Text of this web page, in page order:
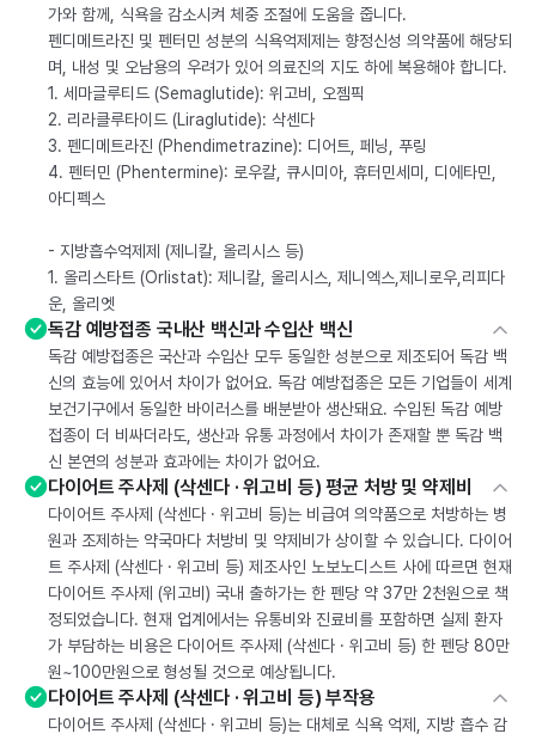
가와 함께, 식욕을 감소시켜 체중 조절에 도움을 줍니다.
펜디메트라진 및 펜터민 성분의 식욕억제제는 향정신성 의약품에 해당되
며, 내성 및 오남용의 우려가 있어 의료진의 지도 하에 복용해야 합니다.
1. 세마글루티드 (Semaglutide): 위고비, 오젬픽
2. 리라클루타이드 (Liraglutide): 삭센다
3. 펜디메트라진 (Phendimetrazine): 디어트, 페닝, 푸링
4. 펜터민 (Phentermine): 로우칼, 큐시미아, 휴터민세미, 디에타민,
아디펙스
- 지방흡수억제제 (제니칼, 올리시스 등)
1. 올리스타트 (Orlistat): 제니칼, 올리시스, 제니엑스,제니로우,리피다
운, 올리엣
독감 예방접종 국내산 백신과 수입산 백신
독감 예방접종은 국산과 수입산 모두 동일한 성분으로 제조되어 독감 백
신의 효능에 있어서 차이가 없어요. 독감 예방접종은 모든 기업들이 세계
보건기구에서 동일한 바이러스를 배분받아 생산돼요. 수입된 독감 예방
접종이 더 비싸더라도, 생산과 유통 과정에서 차이가 존재할 뿐 독감 백
신 본연의 성분과 효과에는 차이가 없어요.
다이어트 주사제 (삭센다 · 위고비 등) 평균 처방 및 약제비
다이어트 주사제 (삭센다 · 위고비 등)는 비급여 의약품으로 처방하는 병
원과 조제하는 약국마다 처방비 및 약제비가 상이할 수 있습니다. 다이어
트 주사제 (삭센다 · 위고비 등) 제조사인 노보노디스트 사에 따르면 현재
다이어트 주사제 (위고비) 국내 출하가는 한 펜당 약 37만 2천원으로 책
정되었습니다. 현재 업계에서는 유통비와 진료비를 포함하면 실제 환자
가 부담하는 비용은 다이어트 주사제 (삭센다 · 위고비 등) 한 펜당 80만
원~100만원으로 형성될 것으로 예상됩니다.
다이어트 주사제 (삭센다 · 위고비 등) 부작용
다이어트 주사제 (삭센다 · 위고비 등)는 대체로 식욕 억제, 지방 흡수 감